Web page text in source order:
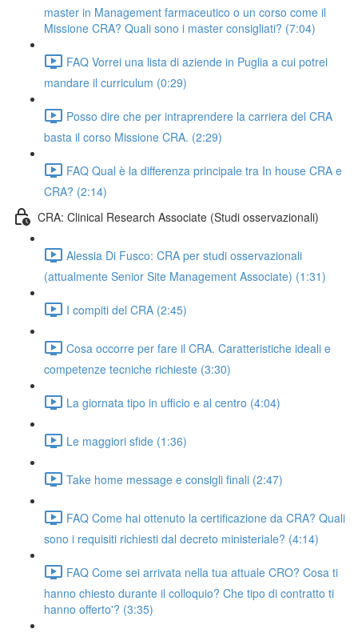
master in Management farmaceutico o un corso come il
Missione CRA? Quali sono i master consigliati? (7:04)
FAQ Vorrei una lista di aziende in Puglia a cui potrei
mandare il curriculum (0:29)
Posso dire che per intraprendere la carriera del CRA
basta il corso Missione CRA. (2:29)
FAQ Qual è la differenza principale tra In house CRA e
CRA? (2:14)
CRA: Clinical Research Associate (Studi osservazionali)
Alessia Di Fusco: CRA per studi osservazionali
(attualmente Senior Site Management Associate) (1:31)
I compiti del CRA (2:45)
Cosa occorre per fare il CRA. Caratteristiche ideali e
competenze tecniche richieste (3:30)
La giornata tipo in ufficio e al centro (4:04)
Le maggiori sfide (1:36)
Take home message e consigli finali (2:47)
FAQ Come hai ottenuto la certificazione da CRA? Quali
sono i requisiti richiesti dal decreto ministeriale? (4:14)
FAQ Come sei arrivata nella tua attuale CRO? Cosa ti
hanno chiesto durante il colloquio? Che tipo di contratto ti
hanno offerto'? (3:35)